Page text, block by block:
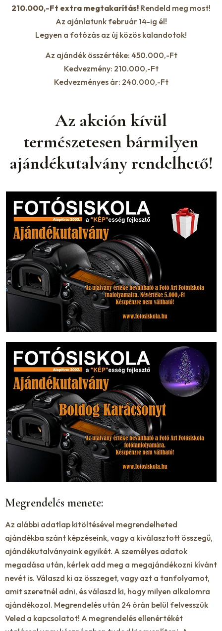
210.000,-Ft extra megtakarítás! Rendeld meg most!
Az ajánlatunk február 14-ig él!
Legyen a fotózás az új közös kalandotok!
Az ajándék összértéke: 450.000,-Ft
Kedvezmény: 210.000,-Ft
Kedvezményes ár: 240.000,-Ft
Az akción kívül
természetesen bármilyen
ajándékutalvány rendelhető!
Megrendelés menete:
Az alábbi adatlap kitöltésével megrendelheted
ajándékba szánt képzéseink, vagy a kiválasztott összegű,
ajándékutalványaink egyikét. A személyes adatok
megadása után, kérlek add meg a megajándékozni kívánt
nevét is. Válaszd ki az összeget, vagy azt a tanfolyamot,
amit szeretnél adni, és válaszd ki, hogy milyen alkalomra
ajándékozol. Megrendelés után 24 órán belül felvesszük
Veled a kapcsolatot! A megrendelés ellenértékét